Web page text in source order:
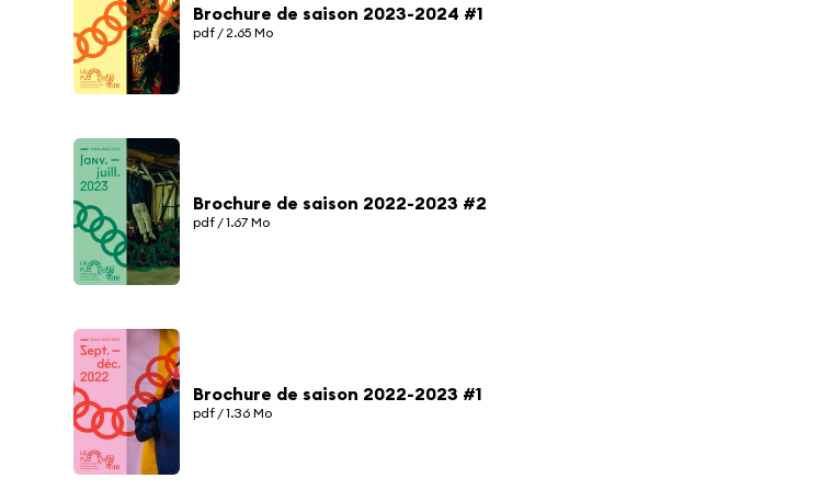
Brochure de saison 2023-2024 #1
pdf / 2.65 Mo
Brochure de saison 2022-2023 #2
pdf / 1.67 Mo
Brochure de saison 2022-2023 #1
pdf / 1.36 Mo